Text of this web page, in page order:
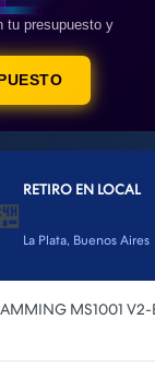
tu presupuesto y
RETIRO EN LOCAL
La Plata, Buenos Aires
MS1001 V2-